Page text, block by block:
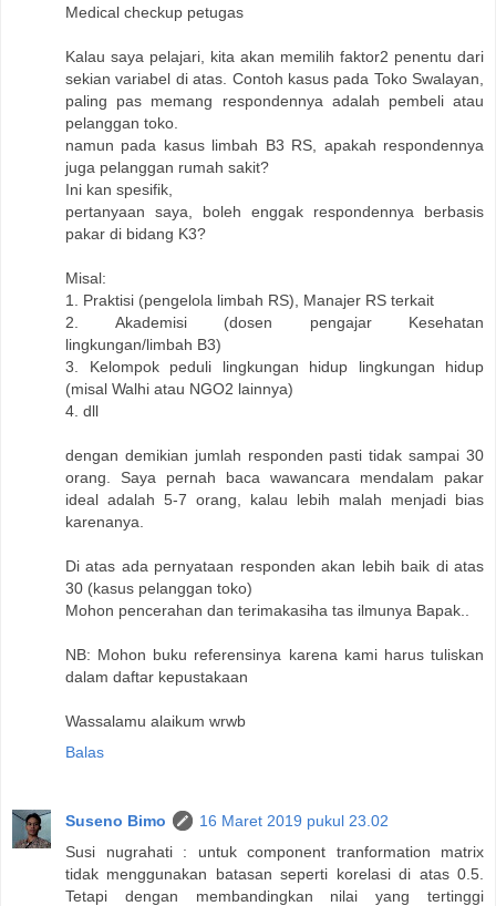
Medical checkup petugas
Kalau saya pelajari, kita akan memilih faktor2 penentu dari
sekian variabel di atas. Contoh kasus pada Toko Swalayan,
paling pas memang respondennya adalah pembeli atau
pelanggan toko.
namun pada kasus limbah B3 RS, apakah respondennya
juga pelanggan rumah sakit?
Ini kan spesifik,
pertanyaan saya, boleh enggak respondennya berbasis
pakar di bidang K3?
Misal:
1. Praktisi (pengelola limbah RS), Manajer RS terkait
2. Akademisi (dosen pengajar Kesehatan
lingkungan/limbah B3)
3. Kelompok peduli lingkungan hidup lingkungan hidup
(misal Walhi atau NGO2 lainnya)
4. dll
dengan demikian jumlah responden pasti tidak sampai 30
orang. Saya pernah baca wawancara mendalam pakar
ideal adalah 5-7 orang, kalau lebih malah menjadi bias
karenanya.
Di atas ada pernyataan responden akan lebih baik di atas
30 (kasus pelanggan toko)
Mohon pencerahan dan terimakasiha tas ilmunya Bapak..
NB: Mohon buku referensinya karena kami harus tuliskan
dalam daftar kepustakaan
Wassalamu alaikum wrwb
Balas
Suseno Bimo
16 Maret 2019 pukul 23.02
Susi nugrahati : untuk component tranformation matrix
tidak menggunakan batasan seperti korelasi di atas 0.5.
Tetapi dengan membandingkan nilai yang tertinggi